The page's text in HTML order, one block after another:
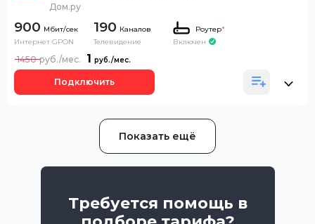
Дом.ру
900
Интернет GPON
190 Каналов
Телевидение
Роутер*
Включен
1
1450
Подключить
Показать ещё
Требуется помощь в